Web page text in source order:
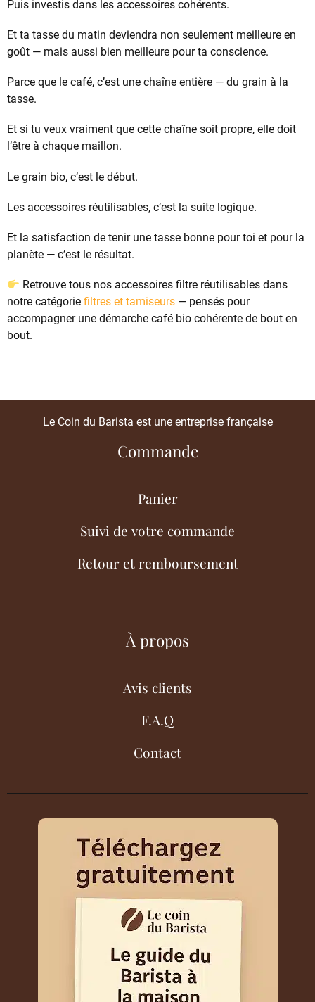
Puis investis dans les accessoires cohérents.
Et ta tasse du matin deviendra non seulement meilleure en
goût — mais aussi bien meilleure pour ta conscience.
Parce que le café, c’est une chaîne entière — du grain à la
tasse.
Et si tu veux vraiment que cette chaîne soit propre, elle doit
l’être à chaque maillon.
Le grain bio, c’est le début.
Les accessoires réutilisables, c’est la suite logique.
Et la satisfaction de tenir une tasse bonne pour toi et pour la
planète — c’est le résultat.
Retrouve tous nos accessoires filtre réutilisables dans
notre catégorie filtres et tamiseurs — pensés pour
accompagner une démarche café bio cohérente de bout en
bout.
Le Coin du Barista est une entreprise française
Commande
Panier
Suivi de votre commande
Retour et remboursement
À propos
Avis clients
F.A.Q
Contact